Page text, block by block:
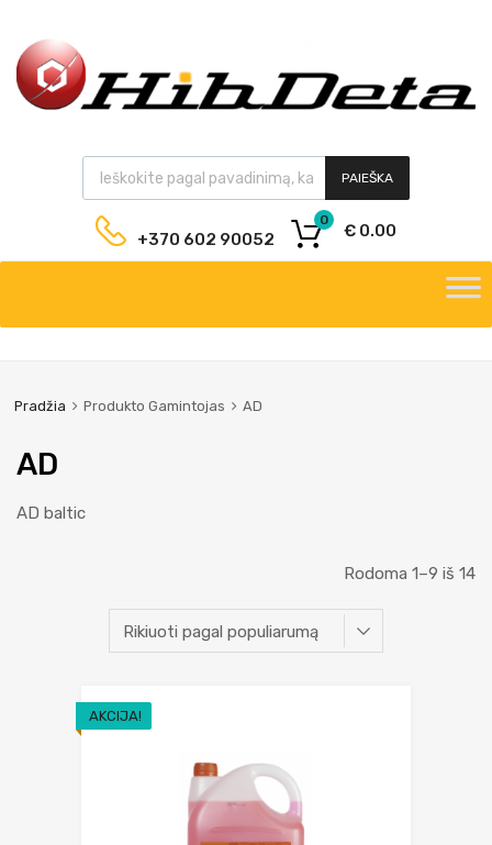
PAIEŠKA
+370 602 90052 € 0.00
0
Pradžia Produkto Gamintojas AD
AD
AD baltic
Rodoma 1–9 iš 14
AKCIJA!